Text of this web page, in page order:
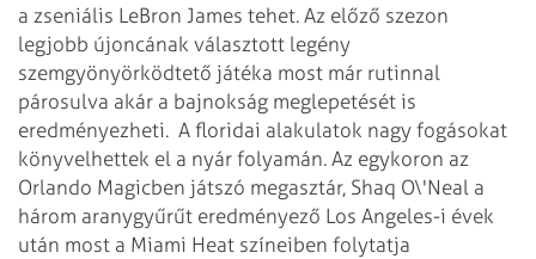
a zseniális LeBron James tehet. Az előző szezon
legjobb újoncának választott legény
szemgyönyörködtető játéka most már rutinnal
párosulva akár a bajnokság meglepetését is
eredményezheti. A floridai alakulatok nagy fogásokat
könyvelhettek el a nyár folyamán. Az egykoron az
Orlando Magicben játszó megasztár, Shaq O\'Neal a
három aranygyűrűt eredményező Los Angeles-i évek
után most a Miami Heat színeiben folytatja